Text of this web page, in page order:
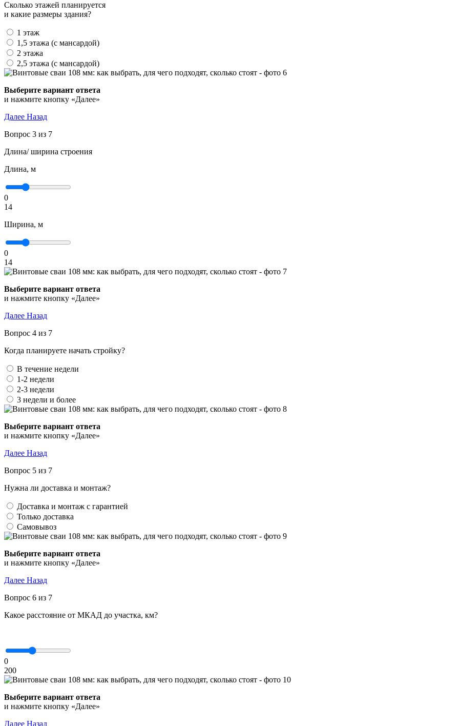
Сколько этажей планируется
и какие размеры здания?
1 этаж
1,5 этажа (с мансардой)
2 этажа
2,5 этажа (с мансардой)
Выберите вариант ответа
и нажмите кнопку «Далее»
Далее Назад
Вопрос 3 из 7
Длина/ ширина строения
Длина, м
0
14
Ширина, м
0
14
Выберите вариант ответа
и нажмите кнопку «Далее»
Далее Назад
Вопрос 4 из 7
Когда планируете начать стройку?
В течение недели
1-2 недели
2-3 недели
3 недели и более
Выберите вариант ответа
и нажмите кнопку «Далее»
Далее Назад
Вопрос 5 из 7
Нужна ли доставка и монтаж?
Доставка и монтаж с гарантией
Только доставка
Самовывоз
Выберите вариант ответа
и нажмите кнопку «Далее»
Далее Назад
Вопрос 6 из 7
Какое расстояние от МКАД до участка, км?
0
200
Выберите вариант ответа
и нажмите кнопку «Далее»
Далее Назад